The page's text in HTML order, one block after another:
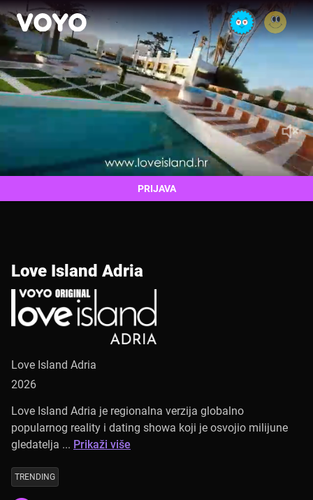
Love Island Adria
Love Island Adria
2026
Love Island Adria je regionalna verzija globalno
popularnog reality i dating showa koji je osvojio milijune
gledatelja ... Prikaži više
TRENDING
PRIJAVA